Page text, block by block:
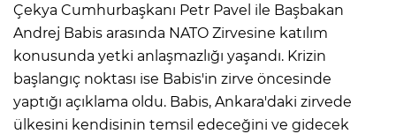
Çekya Cumhurbaşkanı Petr Pavel ile Başbakan
Andrej Babis arasında NATO Zirvesine katılım
konusunda yetki anlaşmazlığı yaşandı. Krizin
başlangıç noktası ise Babis'in zirve öncesinde
yaptığı açıklama oldu. Babis, Ankara'daki zirvede
ülkesini kendisinin temsil edeceğini ve gidecek